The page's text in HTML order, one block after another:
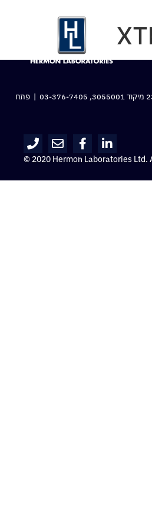
03-376-7405 | פתח
© 2020 Hermon Laboratories Ltd.